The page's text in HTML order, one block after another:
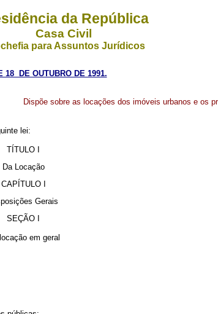
da República
Casa Civil
para Assuntos Jurídicos
18 DE OUTUBRO DE 1991.
Dispõe sobre as locações dos imóveis urbanos e os
lei:
TÍTULO I
Da Locação
CAPÍTULO I
Gerais
SEÇÃO I
em geral